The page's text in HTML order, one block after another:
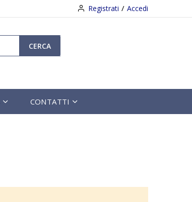
Registrati Accedi
CERCA
CONTATTI